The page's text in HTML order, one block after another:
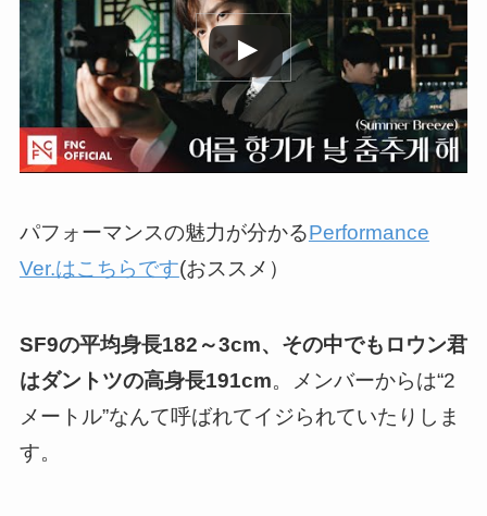
パフォーマンスの魅力が分かるPerformance
Ver.はこちらです(おススメ）
SF9の平均身長182～3cm、その中でもロウン君
はダントツの高身長191cm。メンバーからは“2
メートル”なんて呼ばれてイジられていたりしま
す。